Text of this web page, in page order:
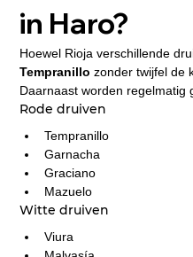
in Haro?
Hoewel Rioja verschillende
Tempranillo zonder twijfel de
Daarnaast worden regelmatig
Rode druiven
Tempranillo
Garnacha
Graciano
Mazuelo
Witte druiven
Viura